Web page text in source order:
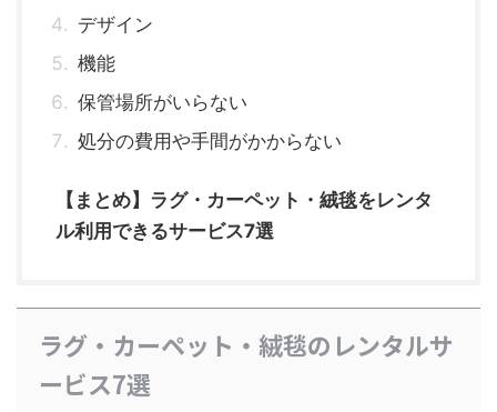
デザイン
機能
保管場所がいらない
処分の費用や手間がかからない
【まとめ】ラグ・カーペット・絨毯をレンタ
ル利用できるサービス7選
ラグ・カーペット・絨毯のレンタルサ
ービス7選